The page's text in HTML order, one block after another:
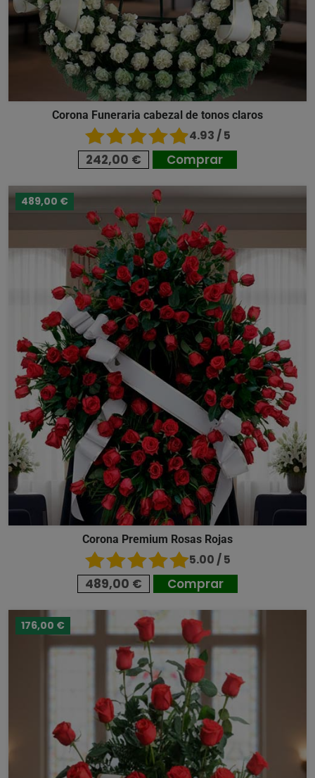
Corona Funeraria cabezal de tonos claros
4.93 / 5
242,00 € Comprar
489,00 €
Corona Premium Rosas Rojas
5.00 / 5
489,00 € Comprar
176,00 €